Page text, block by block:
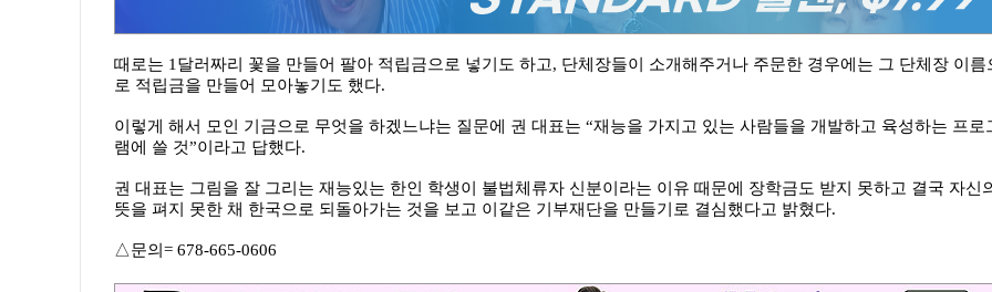
때로는 1달러짜리 꽃을 만들어 팔아 적립금으로 넣기도 하고, 단체장들이 소개해주거나 주문한 경우에는 그 단체장 이름
로 적립금을 만들어 모아놓기도 했다.
이렇게 해서 모인 기금으로 무엇을 하겠느냐는 질문에 권 대표는 “재능을 가지고 있는 사람들을 개발하고 육성하는 프로
램에 쓸 것”이라고 답했다.
권 대표는 그림을 잘 그리는 재능있는 한인 학생이 불법체류자 신분이라는 이유 때문에 장학금도 받지 못하고 결국 자신
뜻을 펴지 못한 채 한국으로 되돌아가는 것을 보고 이같은 기부재단을 만들기로 결심했다고 밝혔다.
△문의= 678-665-0606